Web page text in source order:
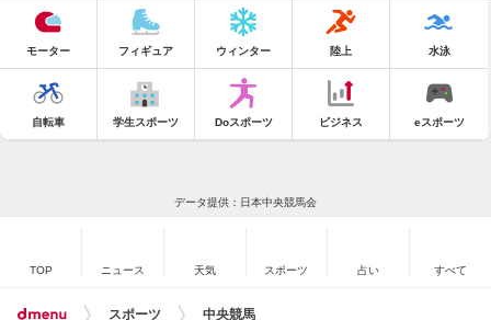
モーター フィギュア ウィンター 陸上 水泳
自転車 学生スポーツ Doスポーツ ビジネス eスポーツ
データ提供：日本中央競馬会
TOP ニュース 天気 スポーツ 占い すべて
スポーツ 中央競馬